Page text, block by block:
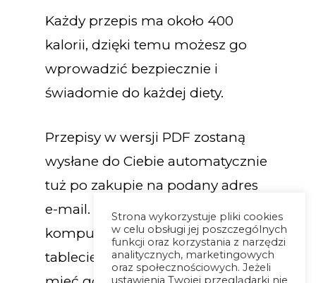
Każdy przepis ma około 400
kalorii, dzięki temu możesz go
wprowadzić bezpiecznie i
świadomie do każdej diety.
Przepisy w wersji PDF zostaną
wysłane do Ciebie automatycznie
tuż po zakupie na podany adres
e-mail. Otworzysz go na
komputerze, telefonie oraz
tablecie, dzięki czemu możesz
Strona wykorzystuje pliki cookies
w celu obsługi jej poszczególnych
funkcji oraz korzystania z narzędzi
analitycznych, marketingowych
oraz społecznościowych. Jeżeli
ustawienia Twojej przeglądarki nie